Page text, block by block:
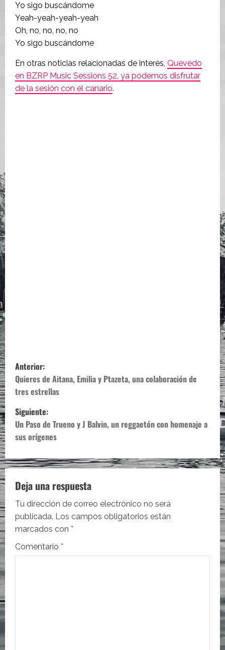
Yo sigo buscándome
Yeah-yeah-yeah-yeah
Oh, no, no, no, no
Yo sigo buscándome
En otras noticias relacionadas de interés, Quevedo
en BZRP Music Sessions 52, ya podemos disfrutar
de la sesión con el canario.
N
a
v
e
g
a
c
i
ó
n
Anterior:
Quieres de Aitana, Emilia y Ptazeta, una colaboración de
tres estrellas
Siguiente:
Un Paso de Trueno y J Balvin, un reggaetón con homenaje a
sus orígenes
Deja una respuesta
Tu dirección de correo electrónico no será
publicada. Los campos obligatorios están
marcados con *
Comentario *